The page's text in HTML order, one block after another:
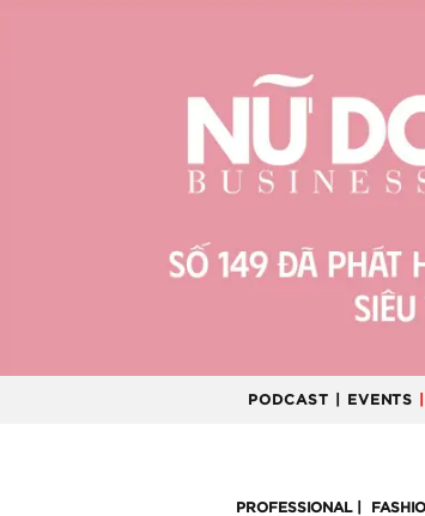
PODCAST | EVENTS
PROFESSIONAL